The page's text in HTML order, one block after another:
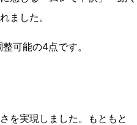
ました。
可能の4点です。
を実現しました。もともと